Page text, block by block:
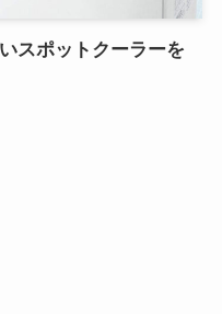
スポットクーラーを